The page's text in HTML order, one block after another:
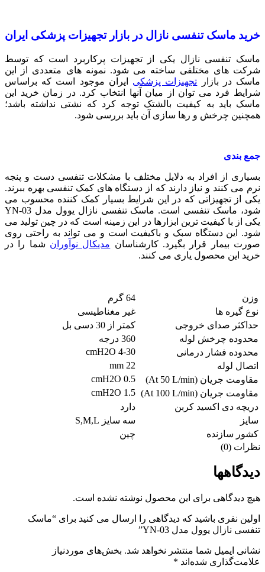
خرید ماسک تنفسی نازال در بازار تجهیزات پزشکی ایران
ماسک تنفسی نازال یکی از تجهیزات پرکاربرد است که توسط
شرکت های مختلفی ساخته می شود. نمونه های متعددی از این
ماسک در بازار تجهیزات پزشکی ایران موجود است که براساس
شرایط فرد می توان از میان آنها انتخاب کرد. در زمان خرید این
ماسک باید به کیفیت بالشتک توجه کرد که نشتی نداشته باشد؛
همچنین چرخش و رها سازی آن باید بررسی شود.
جمع بندی
بسیاری از افراد به دلایل مختلف با مشکلات تنفسی دست و پنجه
نرم می کنند و نیاز دارند که از دستگاه های کمک تنفسی بهره ببرند.
یکی از تجهیزاتی که در این شرایط بسیار کمک کننده محسوب می
شود، ماسک تنفسی است. ماسک تنفسی نازال یوول مدل YN-03
یکی از با کیفیت ترین ابزارها در این زمینه است که در چین تولید می
شود. این دستگاه سبک و باکیفیت است و می تواند به راحتی روی
صورت بیمار قرار بگیرد. کارشناسان مدیکال نوآوران شما را در
خرید این محصول یاری می کنند.
وزن
64 گرم
نوع گیره ها
غیر مغناطیسی
حداکثر صدای خروجی
کمتر از 30 دسی بل
محدوده چرخش لوله
360 درجه
محدوده فشار درمانی
4-30 cmH2O
اتصال لوله
22 mm
مقاومت جریان (At 50 L/min)
0.5 cmH2O
مقاومت جریان (At 100 L/min)
1.5 cmH2O
دریچه دی اکسید کربن
دارد
سایز
سه سایز S,M,L
کشور سازنده
چین
نظرات (0)
دیدگاهها
هیچ دیدگاهی برای این محصول نوشته نشده است.
اولین نفری باشید که دیدگاهی را ارسال می کنید برای “ماسک
تنفسی نازال یوول مدل YN-03”
نشانی ایمیل شما منتشر نخواهد شد. بخش‌های موردنیاز
علامت‌گذاری شده‌اند *